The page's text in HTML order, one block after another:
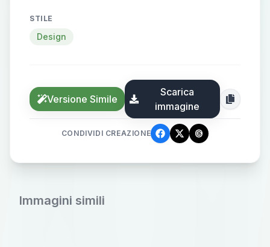
STILE
Design
Versione Simile
Scarica
immagine
CONDIVIDI CREAZIONE
Immagini simili